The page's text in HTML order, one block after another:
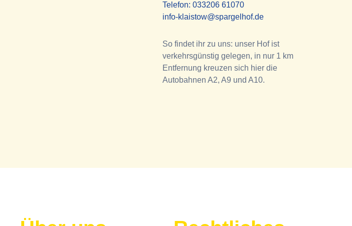
Telefon: 033206 61070
info-klaistow@spargelhof.de
So findet ihr zu uns: unser Hof ist
verkehrsgünstig gelegen, in nur 1 km
Entfernung kreuzen sich hier die
Autobahnen A2, A9 und A10.